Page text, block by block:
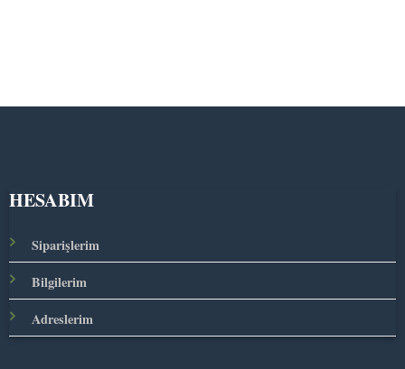
HESABIM
Siparişlerim
Bilgilerim
Adreslerim